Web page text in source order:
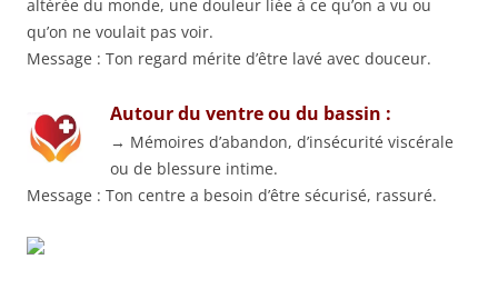
altérée du monde, une douleur liée à ce qu’on a vu ou
qu’on ne voulait pas voir.
Message : Ton regard mérite d’être lavé avec douceur.
Autour du ventre ou du bassin :
→ Mémoires d’abandon, d’insécurité viscérale
ou de blessure intime.
Message : Ton centre a besoin d’être sécurisé, rassuré.